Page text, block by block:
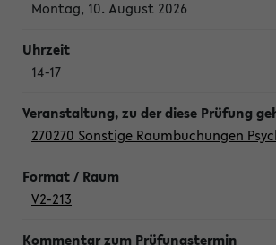
Montag, 10. August 2026
14-17
270270 Sonstige Raumbuchungen
V2-213